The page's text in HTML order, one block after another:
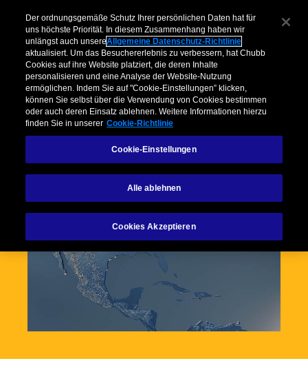
Der ordnungsgemäße Schutz Ihrer persönlichen Daten hat für
uns höchste Priorität. In diesem Zusammenhang haben wir
unlängst auch unsereAllgemeine Datenschutz-Richtlinie
aktualisiert. Um das Besuchererlebnis zu verbessern, hat Chubb
Cookies auf ihre Website platziert, die deren Inhalte
personalisieren und eine Analyse der Website-Nutzung
ermöglichen. Indem Sie auf "Cookie-Einstellungen” klicken,
können Sie selbst über die Verwendung von Cookies bestimmen
oder auch deren Einsatz ablehnen. Weitere Informationen hierzu
finden Sie in unserer Cookie-Richtlinie
Cookie-Einstellungen
Alle ablehnen
Cookies Akzeptieren